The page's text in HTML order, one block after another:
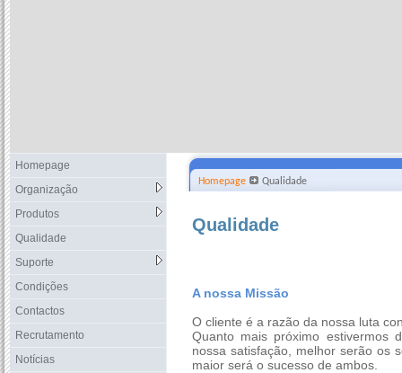
Homepage
Organização
Produtos
Qualidade
Suporte
Condições
Contactos
Recrutamento
Notícias
Homepage Qualidade
Qualidade
A nossa Missão
O cliente é a razão da nossa luta
Quanto mais próximo estivermos
nossa satisfação, melhor serão os
maior será o sucesso de ambos.